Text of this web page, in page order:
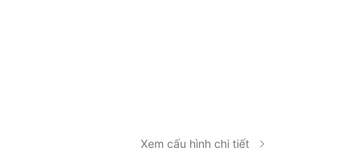
Xem cấu hình chi tiết